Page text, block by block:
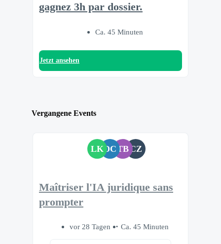
gagnez 3h par dossier.
Ca. 45 Minuten
Jetzt ansehen
Vergangene Events
LK DC TB CZ
Maîtriser l'IA juridique sans
prompter
vor 28 Tagen Ca. 45 Minuten